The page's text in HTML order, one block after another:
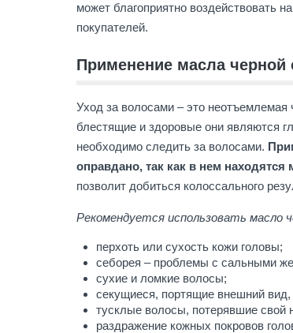
может благоприятно воздействовать
покупателей.
Применение масла
Уход за волосами – это
блестящие и здоровые они являются
необходимо следить за волосами.
оправдано, так как в нем
позволит добиться колоссального
Рекомендуется использовать масло
перхоть или сухость кожи головы;
себорея – проблемы с сальными
сухие и ломкие волосы;
секущиеся, портящие внешний вид,
тусклые волосы, потерявшие свой
раздражение кожных покровов